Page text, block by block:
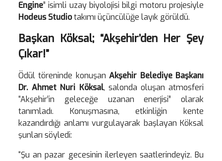
Engine” isimli uzay biyolojisi bilgi motoru projesiyle
Hodeus Studiotakımı üçüncülüğe layık görüldü.
Başkan Köksal; “Akşehir’den Her Şey
Çıkar!”
Ödül töreninde konuşanAkşehir Belediye Başkanı
Dr. Ahmet Nuri Köksal, salonda oluşan atmosferi
“Akşehir’in geleceğe uzanan enerjisi” olarak
tanımladı. Konuşmasına, etkinliğin kente
kazandırdığı anlamı vurgulayarak başlayan Köksal
şunları söyledi:
“Şu an pazar gecesinin ilerleyen saatlerindeyiz. Bu